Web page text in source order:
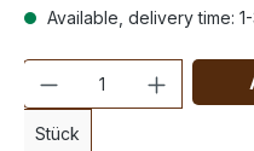
Available, delivery time:
Quantity
Stück